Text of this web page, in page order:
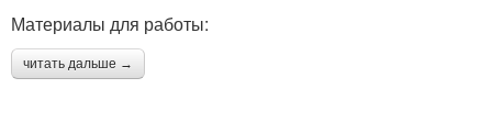
Материалы для работы:
читать дальше →